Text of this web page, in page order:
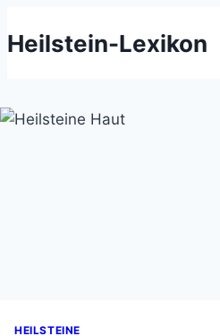
Inhalt
Heilstein-Lexikon
HEILSTEINE